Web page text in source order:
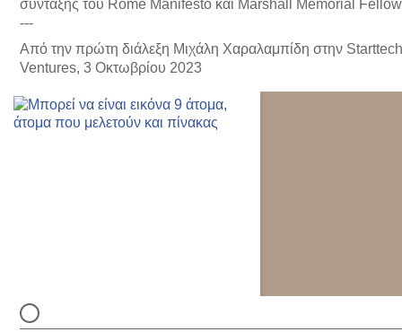
σύνταξης του Rome Manifesto και Marshall Memorial
---
Από την πρώτη διάλεξη Μιχάλη Χαραλαμπίδη στην Starttech
Ventures, 3 Οκτωβρίου 2023